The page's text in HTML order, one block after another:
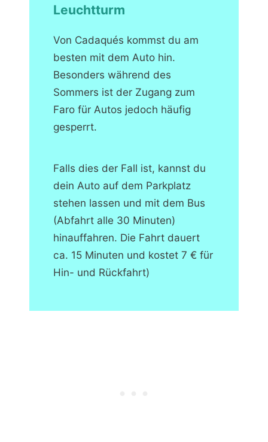
Leuchtturm
Von Cadaqués kommst du am
besten mit dem Auto hin.
Besonders während des
Sommers ist der Zugang zum
Faro für Autos jedoch häufig
gesperrt.
Falls dies der Fall ist, kannst du
dein Auto auf dem Parkplatz
stehen lassen und mit dem Bus
(Abfahrt alle 30 Minuten)
hinauffahren. Die Fahrt dauert
ca. 15 Minuten und kostet 7 € für
Hin- und Rückfahrt)